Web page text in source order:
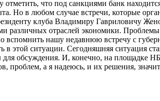
что под санкциями банк
Но в любом случае встречи, которые
клуба Владимиру Гавриловичу
различных отраслей экономики.
нашу недавнюю встречу с
этой ситуации. Сегодняшняя ситуация
для обсуждения. И, конечно, на площадке
проблем, а я надеюсь, и их решения,